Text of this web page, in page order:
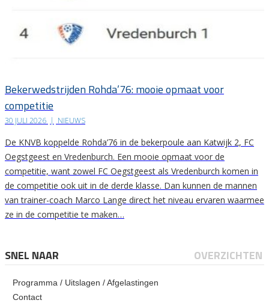
Bekerwedstrijden Rohda’76: mooie opmaat voor
competitie
30 JULI 2026 | NIEUWS
De KNVB koppelde Rohda’76 in de bekerpoule aan Katwijk 2, FC
Oegstgeest en Vredenburch. Een mooie opmaat voor de
competitie, want zowel FC Oegstgeest als Vredenburch komen in
de competitie ook uit in de derde klasse. Dan kunnen de mannen
van trainer-coach Marco Lange direct het niveau ervaren waarmee
ze in de competitie te maken…
SNEL NAAR OVERZICHTEN
Programma / Uitslagen / Afgelastingen
Contact